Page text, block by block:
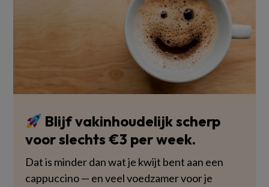
Blijf vakinhoudelijk scherp
voor slechts €3 per week.
Dat is minder dan wat je kwijt bent aan een
cappuccino — en veel voedzamer voor je